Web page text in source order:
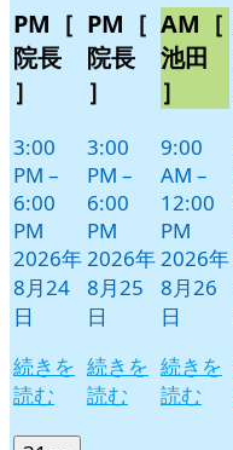
PM［
院長
］
3:00
PM –
6:00
PM
2026年
8月24
日
続きを
読む
PM［
院長
］
3:00
PM –
6:00
PM
2026年
8月25
日
続きを
読む
AM［
池田
］
9:00
AM –
12:00
PM
2026年
8月26
日
続きを
読む